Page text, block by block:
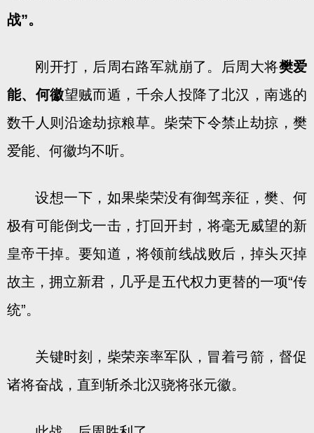
战”。
刚开打，后周右路军就崩了。后周大将樊爱
能、何徽望贼而遁，千余人投降了北汉，南逃的
数千人则沿途劫掠粮草。柴荣下令禁止劫掠，樊
爱能、何徽均不听。
设想一下，如果柴荣没有御驾亲征，樊、何
极有可能倒戈一击，打回开封，将毫无威望的新
皇帝干掉。要知道，将领前线战败后，掉头灭掉
故主，拥立新君，几乎是五代权力更替的一项“传
统”。
关键时刻，柴荣亲率军队，冒着弓箭，督促
诸将奋战，直到斩杀北汉骁将张元徽。